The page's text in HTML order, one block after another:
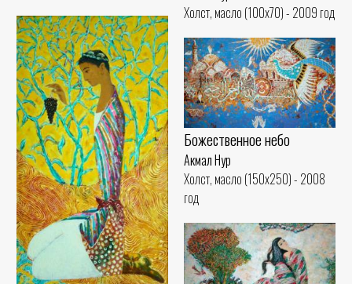
Холст, масло (100x70) - 2009 год
Божественное небо
Акмал Нур
Холст, масло (150x250) - 2008
год